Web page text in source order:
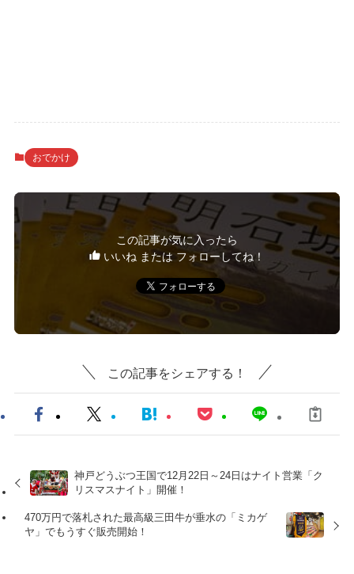
おでかけ
この記事が気に入ったら
いいね または フォローしてね！
この記事をシェアする！
神戸どうぶつ王国で12月22日～24日はナイト営業「ク
リスマスナイト」開催！
470万円で落札された最高級三田牛が垂水の「ミカゲ
ヤ」でもうすぐ販売開始！